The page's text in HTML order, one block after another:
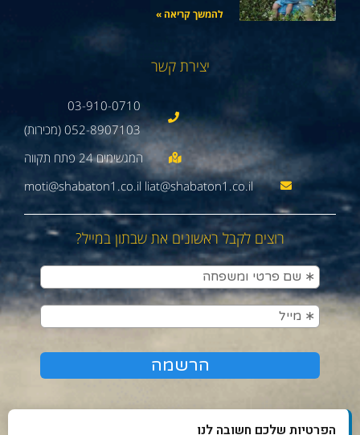
להמשך קריאה »
יצירת קשר
03-910-0710
052-8907103 (מכירות)
moti@shabaton1.co.il liat@shabaton1.co.il
רוצים לקבל ראשונים את שבתון במייל?
הפרטיות שלכם חשובה לנו